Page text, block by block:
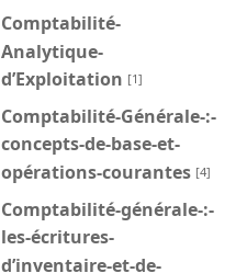
Comptabilité-
Analytique-
d’Exploitation [1]
Comptabilité-Générale-:-
concepts-de-base-et-
opérations-courantes [4]
Comptabilité-générale-:-
les-écritures-
d’inventaire-et-de-